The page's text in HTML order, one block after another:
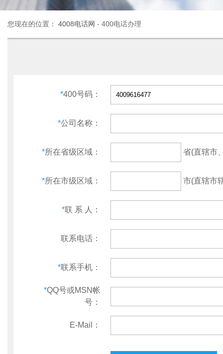
您现在的位置： 4008电话网 - 400电话办理
*400号码：
*公司名称：
*所在省级区域： 省(直辖市
*所在市级区域： 市(直辖市
*联 系 人：
联系电话：
*联系手机：
*QQ号或MSN帐
号：
E-Mail：